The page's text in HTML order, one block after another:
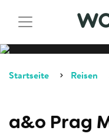
Startseite Reisen
a&o Prag